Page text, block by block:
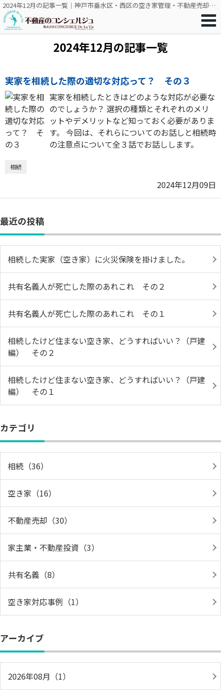
2024年12月の記事一覧｜神戸市垂水区・西区の空き家管理・不動産売却は不動産のコンシェルジュ
2024年12月の記事一覧
実家を相続した際の適切な対応って？ その３
実家を相続したときはどのような対応が必要な
のでしょうか？ 選択の種類とそれぞれのメリ
ットやデメリットなど知っておく必要がありま
す。 今回は、それらについてのお話しと相続時
の注意点について全３話でお話しします。
相続
2024年12月09日
最近の投稿
相続した実家（空き家）に火災保険を掛けました。
共有名義人が死亡した際のあれこれ その２
共有名義人が死亡した際のあれこれ その１
相続したけど住まない空き家、どうすればいい？（戸建
編） その２
相続したけど住まない空き家、どうすればいい？（戸建
編） その１
カテゴリ
相続（36）
空き家（16）
不動産売却（30）
家主業・不動産投資（3）
共有名義（8）
空き家対応事例（1）
アーカイブ
2026年08月（1）